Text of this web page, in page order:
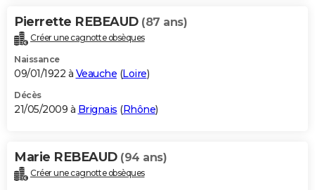
Pierrette REBEAUD (87 ans)
Créer une cagnotte obsèques
Naissance
09/01/1922 à Veauche (Loire)
Décès
21/05/2009 à Brignais (Rhône)
Marie REBEAUD (94 ans)
Créer une cagnotte obsèques